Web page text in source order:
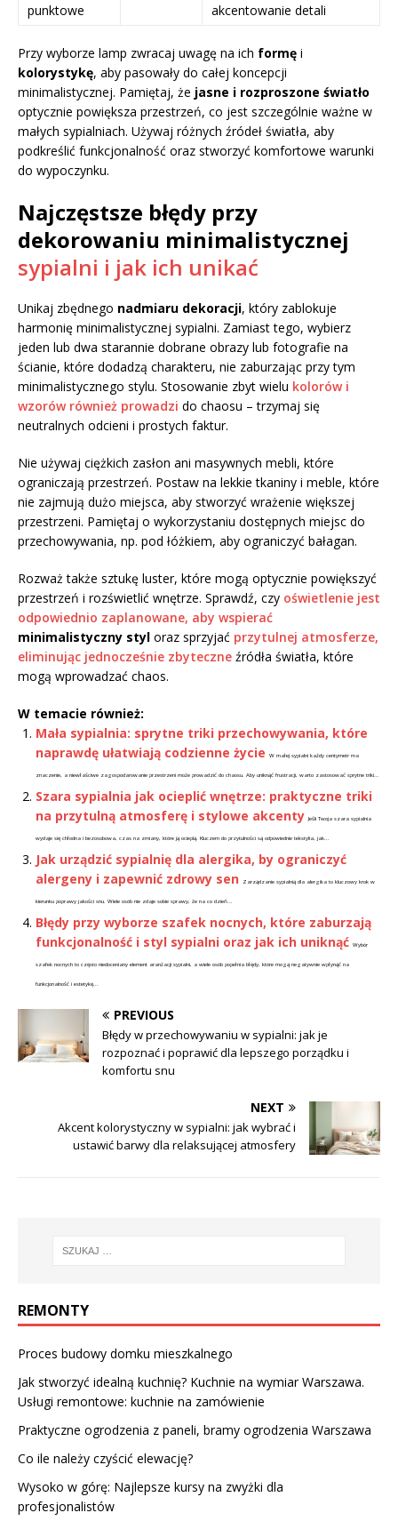
punktowe
akcentowanie detali
Przy wyborze lamp zwracaj uwagę na ich formę i
kolorystykę, aby pasowały do całej koncepcji
minimalistycznej. Pamiętaj, że jasne i rozproszone światło
optycznie powiększa przestrzeń, co jest szczególnie ważne w
małych sypialniach. Używaj różnych źródeł światła, aby
podkreślić funkcjonalność oraz stworzyć komfortowe warunki
do wypoczynku.
Najczęstsze błędy przy
dekorowaniu minimalistycznej
sypialni i jak ich unikać
Unikaj zbędnego nadmiaru dekoracji, który zablokuje
harmonię minimalistycznej sypialni. Zamiast tego, wybierz
jeden lub dwa starannie dobrane obrazy lub fotografie na
ścianie, które dodadzą charakteru, nie zaburzając przy tym
minimalistycznego stylu. Stosowanie zbyt wielu kolorów i
wzorów również prowadzi do chaosu – trzymaj się
neutralnych odcieni i prostych faktur.
Nie używaj ciężkich zasłon ani masywnych mebli, które
ograniczają przestrzeń. Postaw na lekkie tkaniny i meble, które
nie zajmują dużo miejsca, aby stworzyć wrażenie większej
przestrzeni. Pamiętaj o wykorzystaniu dostępnych miejsc do
przechowywania, np. pod łóżkiem, aby ograniczyć bałagan.
Rozważ także sztukę luster, które mogą optycznie powiększyć
przestrzeń i rozświetlić wnętrze. Sprawdź, czy oświetlenie jest
odpowiednio zaplanowane, aby wspierać
minimalistyczny styl oraz sprzyjać przytulnej atmosferze,
eliminując jednocześnie zbyteczne źródła światła, które
mogą wprowadzać chaos.
W temacie również:
Mała sypialnia: sprytne triki przechowywania, które
naprawdę ułatwiają codzienne życie
W małej sypialni każdy centymetr ma
znaczenie, a niewłaściwe zagospodarowanie przestrzeni może prowadzić do chaosu. Aby uniknąć frustracji, warto zastosować sprytne triki...
Szara sypialnia jak ocieplić wnętrze: praktyczne triki
na przytulną atmosferę i stylowe akcenty Jeśli Twoja szara sypialnia
wydaje się chłodna i bezosobowa, czas na zmiany, które ją ocieplą. Kluczem do przytulności są odpowiednie tekstylia, jak...
Jak urządzić sypialnię dla alergika, by ograniczyć
alergeny i zapewnić zdrowy sen
Zarządzanie sypialnią dla alergika to kluczowy krok w
kierunku poprawy jakości snu. Wiele osób nie zdaje sobie sprawy, że na co dzień...
Błędy przy wyborze szafek nocnych, które zaburzają
funkcjonalność i styl sypialni oraz jak ich uniknąć Wybór
szafek nocnych to często niedoceniany element aranżacji sypialni, a wiele osób popełnia błędy, które mogą negatywnie wpłynąć na
funkcjonalność i estetykę...
PREVIOUS
Błędy w przechowywaniu w sypialni: jak je
rozpoznać i poprawić dla lepszego porządku i
komfortu snu
NEXT
Akcent kolorystyczny w sypialni: jak wybrać i
ustawić barwy dla relaksującej atmosfery
REMONTY
Proces budowy domku mieszkalnego
Jak stworzyć idealną kuchnię? Kuchnie na wymiar Warszawa.
Usługi remontowe: kuchnie na zamówienie
Praktyczne ogrodzenia z paneli, bramy ogrodzenia Warszawa
Co ile należy czyścić elewację?
Wysoko w górę: Najlepsze kursy na zwyżki dla
profesjonalistów